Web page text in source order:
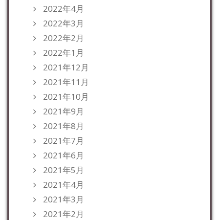
2022年4月
2022年3月
2022年2月
2022年1月
2021年12月
2021年11月
2021年10月
2021年9月
2021年8月
2021年7月
2021年6月
2021年5月
2021年4月
2021年3月
2021年2月